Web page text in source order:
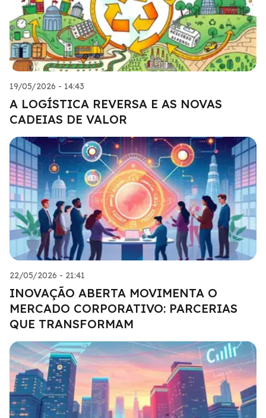
19/05/2026 - 14:43
A LOGÍSTICA REVERSA E AS NOVAS
CADEIAS DE VALOR
22/05/2026 - 21:41
INOVAÇÃO ABERTA MOVIMENTA O
MERCADO CORPORATIVO: PARCERIAS
QUE TRANSFORMAM